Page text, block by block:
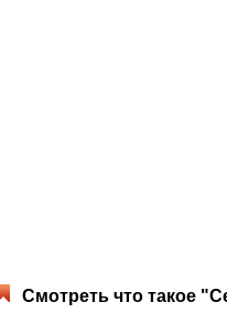
Смотреть что такое